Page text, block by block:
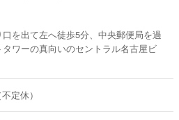
を出て左へ徒歩5分、中央郵便局を過
タワーの真向いのセントラル名古屋ビ
定休）